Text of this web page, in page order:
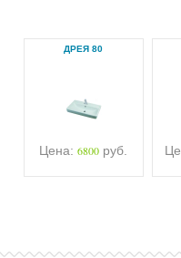
ДРЕЯ 80
Цена: 6800 руб.